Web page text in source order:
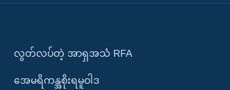
လွတ်လပ်တဲ့ အာရှအသံ RFA
အေမရိကန္အစိုးရမူဝါဒ